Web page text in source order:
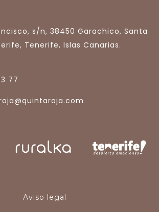
s/n, 38450 Garachico, Santa
Tenerife, Islas Canarias.
77
Aviso legal